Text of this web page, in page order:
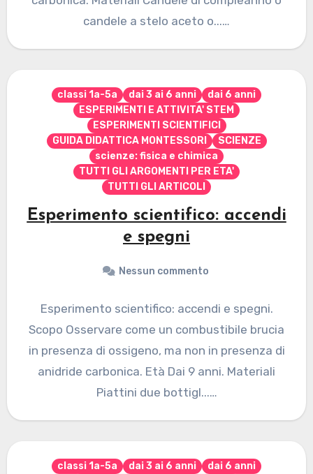
candele a stelo aceto o...…
classi 1a-5a dai 3 ai 6 anni
dai 6 anni
ESPERIMENTI E ATTIVITA' STEM
ESPERIMENTI SCIENTIFICI
GUIDA DIDATTICA MONTESSORI
SCIENZE
scienze: fisica e chimica
TUTTI GLI ARGOMENTI PER ETA'
TUTTI GLI ARTICOLI
Esperimento scientifico: accendi
e spegni
Nessun commento
Esperimento scientifico: accendi e spegni.
Scopo Osservare come un combustibile brucia
in presenza di ossigeno, ma non in presenza di
anidride carbonica. Età Dai 9 anni. Materiali
Piattini due bottigl...…
classi 1a-5a dai 3 ai 6 anni
dai 6 anni